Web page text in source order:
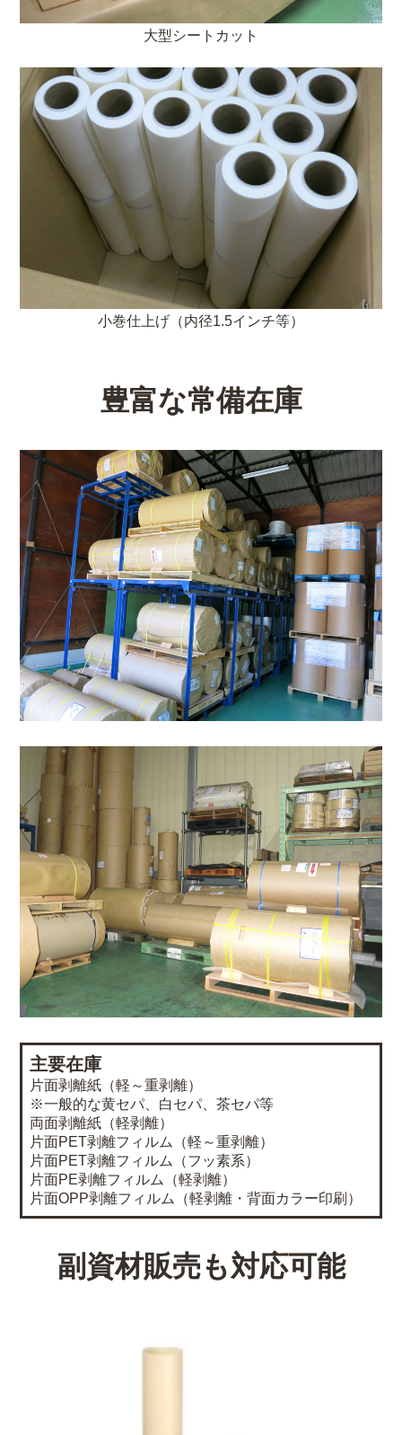
大型シートカット
小巻仕上げ（内径1.5インチ等）
豊富な常備在庫
主要在庫
片面剥離紙（軽～重剥離）
※一般的な黄セパ、白セパ、茶セパ等
両面剥離紙（軽剥離）
片面PET剥離フィルム（軽～重剥離）
片面PET剥離フィルム（フッ素系）
片面PE剥離フィルム（軽剥離）
片面OPP剥離フィルム（軽剥離・背面カラー印刷）
副資材販売も対応可能